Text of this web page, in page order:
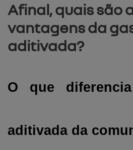
Afinal, quais são
vantagens da
aditivada?
O que
aditivada da